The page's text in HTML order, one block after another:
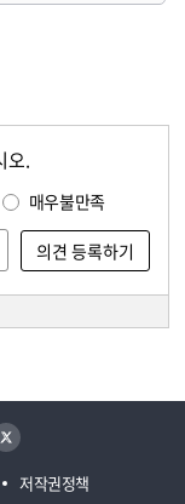
오.
매우불만족
저작권정책
트위터